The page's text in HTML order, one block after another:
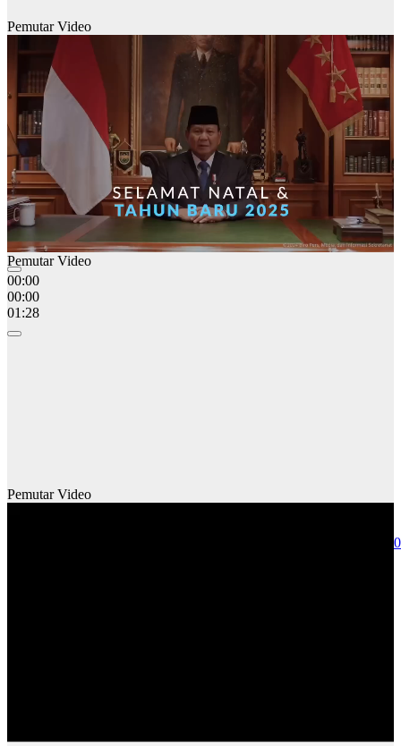
Pemutar Video
00:00
00:00
01:28
Pemutar Video
Unduh Berkas: https://www.saburomedia.com/wp-content/
Pemutar Video